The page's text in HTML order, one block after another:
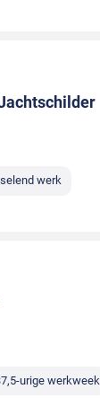
werk
urige werkweek